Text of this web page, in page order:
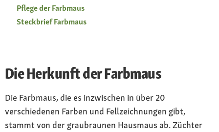
Pflege der Farbmaus
Steckbrief Farbmaus
Die Herkunft der Farbmaus
Die Farbmaus, die es inzwischen in über 20
verschiedenen Farben und Fellzeichnungen gibt,
stammt von der graubraunen Hausmaus ab. Züchter